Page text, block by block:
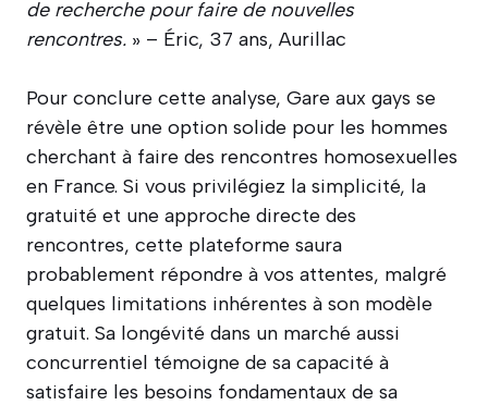
de recherche pour faire de nouvelles
rencontres. » – Éric, 37 ans, Aurillac
Pour conclure cette analyse, Gare aux gays se
révèle être une option solide pour les hommes
cherchant à faire des rencontres homosexuelles
en France. Si vous privilégiez la simplicité, la
gratuité et une approche directe des
rencontres, cette plateforme saura
probablement répondre à vos attentes, malgré
quelques limitations inhérentes à son modèle
gratuit. Sa longévité dans un marché aussi
concurrentiel témoigne de sa capacité à
satisfaire les besoins fondamentaux de sa